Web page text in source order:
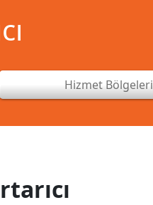
Hizmet Bölgeleri